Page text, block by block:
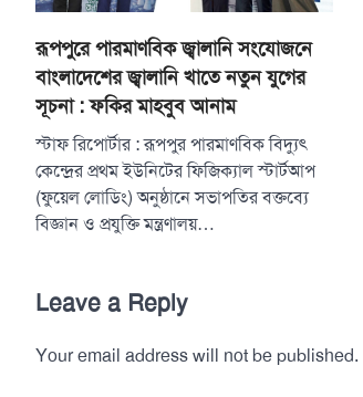
রূপপুরে পারমাণবিক জ্বালানি সংযোজনে
বাংলাদেশের জ্বালানি খাতে নতুন যুগের
সূচনা : ফকির মাহবুব আনাম
স্টাফ রিপোর্টার : রূপপুর পারমাণবিক বিদ্যুৎ
কেন্দ্রের প্রথম ইউনিটের ফিজিক্যাল স্টার্টআপ
(ফুয়েল লোডিং) অনুষ্ঠানে সভাপতির বক্তব্যে
বিজ্ঞান ও প্রযুক্তি মন্ত্রণালয়…
Leave a Reply
Your email address will not be published.